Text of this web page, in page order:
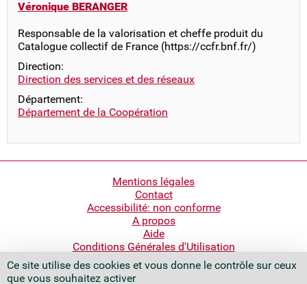
Ce site utilise des cookies et vous donne le contrôle sur ceux
que vous souhaitez activer
Véronique BERANGER
Responsable de la valorisation et cheffe produit du
Catalogue collectif de France (https://ccfr.bnf.fr/)
Direction:
Direction des services et des réseaux
Département:
Département de la Coopération
Mentions légales
Contact
Accessibilité: non conforme
A propos
Aide
Conditions Générales d'Utilisation
Bibliothèque nationale de France
Quai François Mauriac